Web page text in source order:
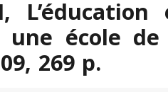
L’éducation
école
269 p.